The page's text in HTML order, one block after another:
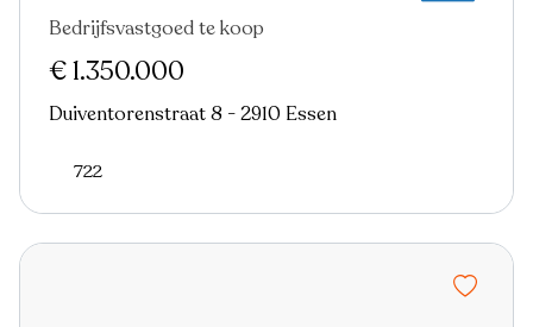
Bedrijfsvastgoed te koop
€ 1.350.000
Duiventorenstraat 8 - 2910 Essen
722